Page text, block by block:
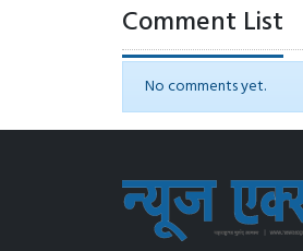
Comment List
No comments yet.